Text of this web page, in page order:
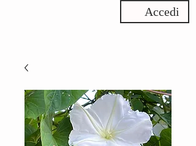
Accedi